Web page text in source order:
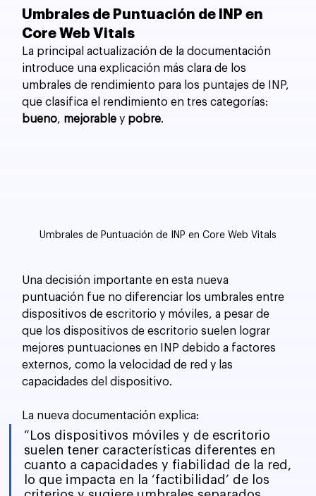
Umbrales de Puntuación de INP en
Core Web Vitals
La principal actualización de la documentación
introduce una explicación más clara de los
umbrales de rendimiento para los puntajes de INP,
que clasifica el rendimiento en tres categorías:
bueno, mejorable y pobre.
Umbrales de Puntuación de INP en Core Web Vitals
Una decisión importante en esta nueva
puntuación fue no diferenciar los umbrales entre
dispositivos de escritorio y móviles, a pesar de
que los dispositivos de escritorio suelen lograr
mejores puntuaciones en INP debido a factores
externos, como la velocidad de red y las
capacidades del dispositivo.
La nueva documentación explica:
“Los dispositivos móviles y de escritorio
suelen tener características diferentes en
cuanto a capacidades y fiabilidad de la red,
lo que impacta en la ‘factibilidad’ de los